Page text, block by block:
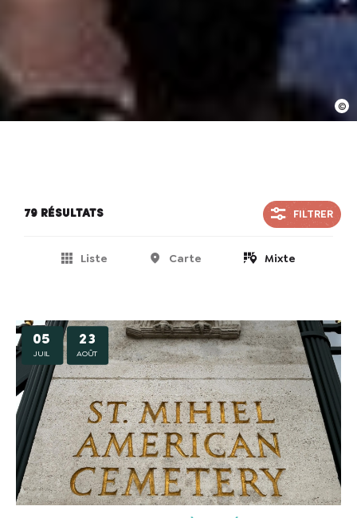
79 résultats FILTRER
Liste Carte Mixte
05
JUIL
23
AOÛT
permettre de me recontacter.